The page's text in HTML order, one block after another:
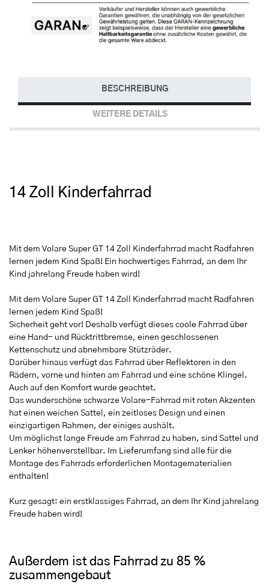
BESCHREIBUNG
WEITERE DETAILS
14 Zoll Kinderfahrrad
Mit dem Volare Super GT 14 Zoll Kinderfahrrad macht Radfahren
lernen jedem Kind Spaß! Ein hochwertiges Fahrrad, an dem Ihr
Kind jahrelang Freude haben wird!
Mit dem Volare Super GT 14 Zoll Kinderfahrrad macht Radfahren
lernen jedem Kind Spaß!
Sicherheit geht vor! Deshalb verfügt dieses coole Fahrrad über
eine Hand- und Rücktrittbremse, einen geschlossenen
Kettenschutz und abnehmbare Stützräder.
Darüber hinaus verfügt das Fahrrad über Reflektoren in den
Rädern, vorne und hinten am Fahrrad und eine schöne Klingel.
Auch auf den Komfort wurde geachtet.
Das wunderschöne schwarze Volare-Fahrrad mit roten Akzenten
hat einen weichen Sattel, ein zeitloses Design und einen
einzigartigen Rahmen, der einiges aushält.
Um möglichst lange Freude am Fahrrad zu haben, sind Sattel und
Lenker höhenverstellbar. Im Lieferumfang sind alle für die
Montage des Fahrrads erforderlichen Montagematerialien
enthalten!
Kurz gesagt: ein erstklassiges Fahrrad, an dem Ihr Kind jahrelang
Freude haben wird!
Außerdem ist das Fahrrad zu 85 %
zusammengebaut